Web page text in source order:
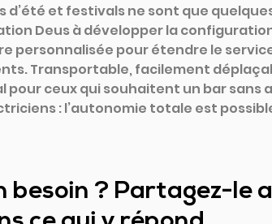
d’été et festivals ne sont que
Deus à développer la
personnalisée pour étendre le
Transportable, facilement
pour ceux qui souhaitent un bar sans
: l’autonomie totale est
besoin ? Partagez-le